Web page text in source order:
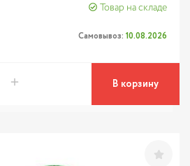
Товар на складе
Самовывоз: 10.08.2026
В корзину